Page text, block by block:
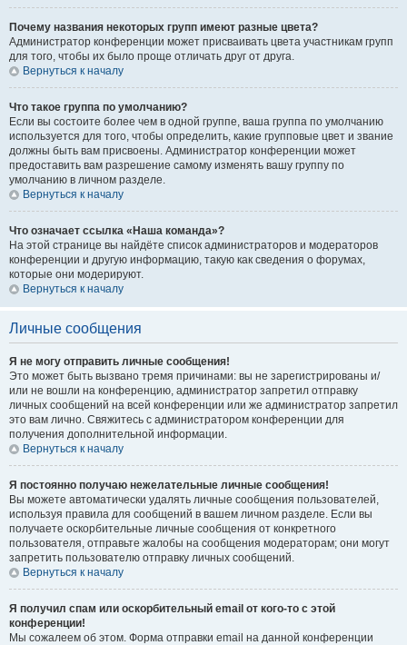
Почему названия некоторых групп имеют разные цвета?
Администратор конференции может присваивать цвета участникам групп
для того, чтобы их было проще отличать друг от друга.
Вернуться к началу
Что такое группа по умолчанию?
Если вы состоите более чем в одной группе, ваша группа по умолчанию
используется для того, чтобы определить, какие групповые цвет и звание
должны быть вам присвоены. Администратор конференции может
предоставить вам разрешение самому изменять вашу группу по
умолчанию в личном разделе.
Вернуться к началу
Что означает ссылка «Наша команда»?
На этой странице вы найдёте список администраторов и модераторов
конференции и другую информацию, такую как сведения о форумах,
которые они модерируют.
Вернуться к началу
Личные сообщения
Я не могу отправить личные сообщения!
Это может быть вызвано тремя причинами: вы не зарегистрированы и/
или не вошли на конференцию, администратор запретил отправку
личных сообщений на всей конференции или же администратор запретил
это вам лично. Свяжитесь с администратором конференции для
получения дополнительной информации.
Вернуться к началу
Я постоянно получаю нежелательные личные сообщения!
Вы можете автоматически удалять личные сообщения пользователей,
используя правила для сообщений в вашем личном разделе. Если вы
получаете оскорбительные личные сообщения от конкретного
пользователя, отправьте жалобы на сообщения модераторам; они могут
запретить пользователю отправку личных сообщений.
Вернуться к началу
Я получил спам или оскорбительный email от кого-то с этой
конференции!
Мы сожалеем об этом. Форма отправки email на данной конференции